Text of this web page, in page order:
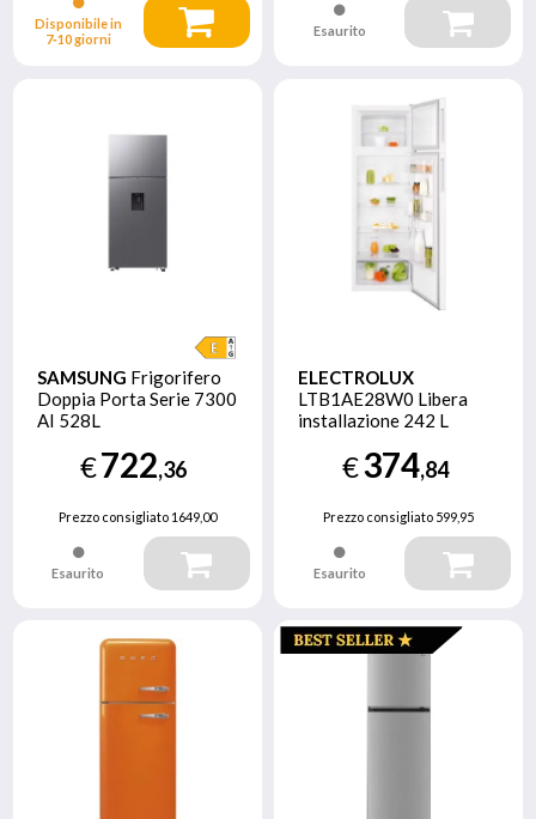
Disponibile in
7‑10 giorni
Esaurito
SAMSUNG Frigorifero
Doppia Porta Serie 7300
AI 528L
€722,36
Prezzo consigliato1649,00
Esaurito
ELECTROLUX
LTB1AE28W0 Libera
installazione 242 L
€374,84
Prezzo consigliato 599,95
Esaurito